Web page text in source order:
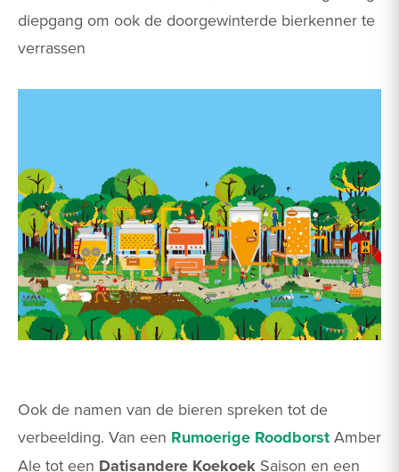
diepgang om ook de doorgewinterde bierkenner te
verrassen​
Ook de namen van de bieren spreken tot de
verbeelding. Van een Rumoerige Roodborst Amber
Ale tot een Datisandere Koekoek Saison en een